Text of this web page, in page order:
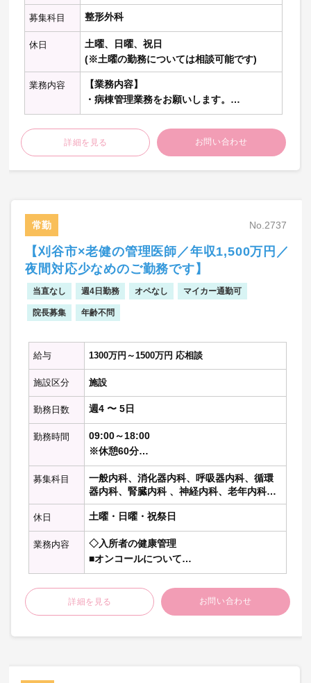
募集科目 整形外科
休日
土曜、日曜、祝日
(※土曜の勤務については相談可能です)
業務内容
【業務内容】
・病棟管理業務をお願いします。
※一部外来業務も依頼する場合もございま
す。
【病棟管理】
・主治医制：担当10名-15名程度
・主な症例：腰痛など疼痛性疾患、骨折な
ど
※詳しいお仕事内容につきましてはご相談
の上決定いたします
詳細を見る お問い合わせ
常勤 No.2737
【刈谷市×老健の管理医師／年収1,500万円／
夜間対応少なめのご勤務です】
当直なし 週4日勤務 オペなし マイカー通勤可
院長募集 年齢不問
給与 1300万円～1500万円 応相談
施設区分 施設
勤務日数 週4 〜 5日
勤務時間
09:00～18:00
※休憩60分
※週32時間以上勤務であれば就労時間は柔
軟に相談可
募集科目
一般内科、消化器内科、呼吸器内科、循環
器内科、腎臓内科 、神経内科、老年内科、
内分泌代謝科、糖尿病科 、血液内科 、リウ
マチ膠原病内科、総合内科、その他の内科
科目
休日 土曜・日曜・祝祭日
業務内容
◇入所者の健康管理
■オンコールについて
・頻度：電話対応月1～3件程度 ※搬送な
ど指示をお願いします。
なし希望に関しては応相談
・看取：なし（翌日朝対応となります）
詳細を見る お問い合わせ